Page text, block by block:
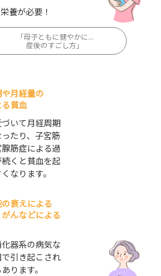
養が必要！
「母子ともに健やかに...
産後のすごし方」
月経量の
貧血
いて月経周期
たり、子宮筋
筋症による過
くと貧血を起
なります。
衰えによる
がんなどによる
器系の病気な
引き起こされ
ります。